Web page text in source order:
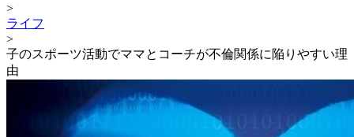
>
ライフ
>
子のスポーツ活動でママとコーチが不倫関係に陥りやすい理
由